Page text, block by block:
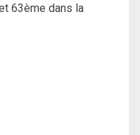
63ème dans la